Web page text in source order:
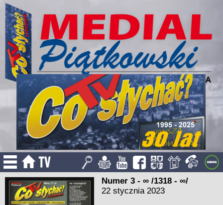
Numer 3 - ∞ /1318 - ∞/
22 stycznia 2023